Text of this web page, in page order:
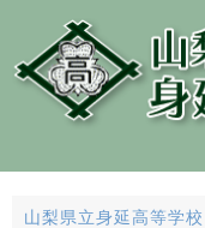
山梨県立身延高等学校